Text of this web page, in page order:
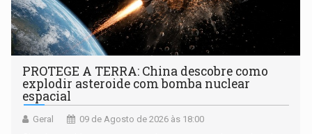
PROTEGE A TERRA: China descobre como
explodir asteroide com bomba nuclear
espacial
Geral 09 de Agosto de 2026 às 18:00